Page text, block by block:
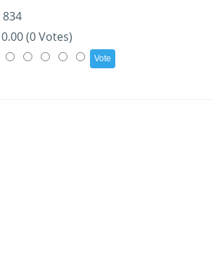
834
0.00 (0 Votes)